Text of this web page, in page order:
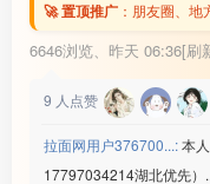
☑️需要认识字,不做体检
综合工资65***00/月
联系微信：
3⃣️江苏昆山联滔电子
☑️工资:22元/小时
☑️回族/汉族,刷卡吃饭
🚀 置顶推广 ： 朋友圈、地
6646浏览、 昨天 06:36[刷
9 人点赞
拉面网用户376700...:本
17797034214湖北优先）..